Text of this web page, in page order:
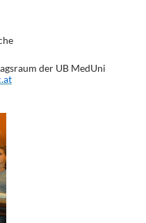
der UB MedUni